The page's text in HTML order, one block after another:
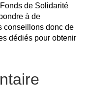
de Solidarité
à de
conseillons donc de
dédiés pour obtenir